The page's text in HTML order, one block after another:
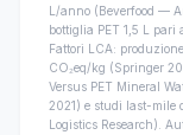
L/anno (Beverfood —
bottiglia PET 1,5 L
Fattori LCA:
CO₂eq/kg (Springer
Versus PET Mineral
2021) e studi last-mile
Logistics Research).